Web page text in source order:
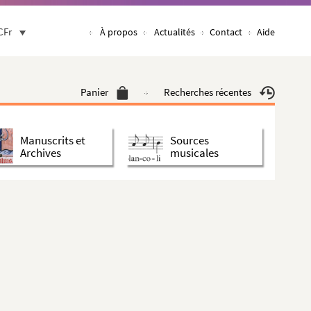
À propos Actualités Contact Aide
Panier Recherches récentes
Manuscrits et
Archives
Sources
musicales